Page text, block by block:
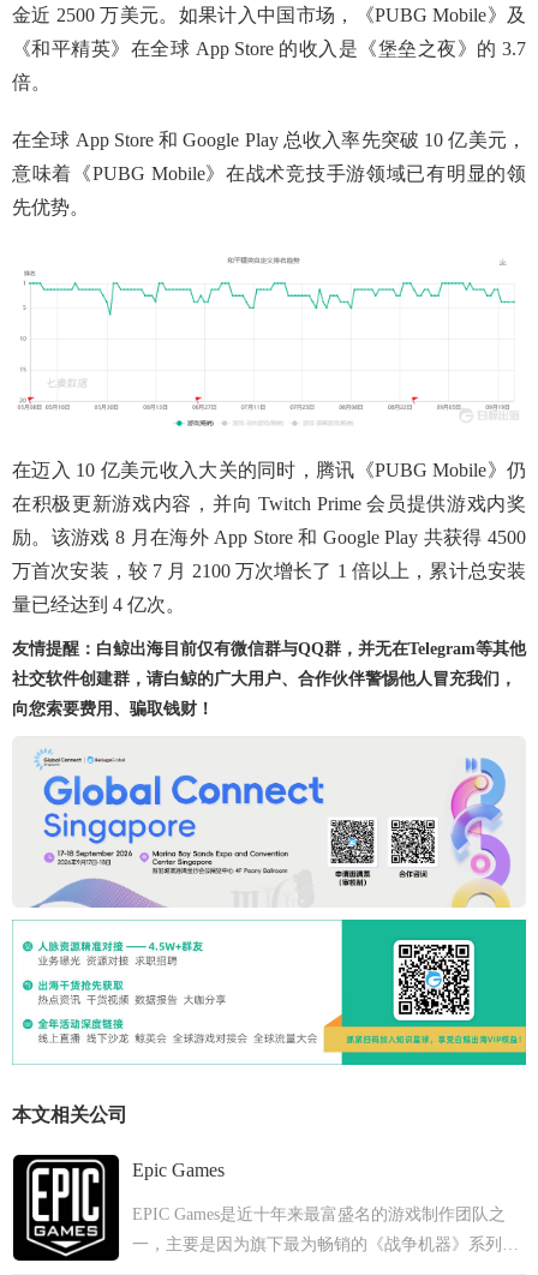
金近 2500 万美元。如果计入中国市场，《PUBG Mobile》及
《和平精英》在全球 App Store 的收入是《堡垒之夜》的 3.7
倍。
在全球 App Store 和 Google Play 总收入率先突破 10 亿美元，
意味着《PUBG Mobile》在战术竞技手游领域已有明显的领
先优势。
在迈入 10 亿美元收入大关的同时，腾讯《PUBG Mobile》仍
在积极更新游戏内容，并向 Twitch Prime 会员提供游戏内奖
励。该游戏 8 月在海外 App Store 和 Google Play 共获得 4500
万首次安装，较 7 月 2100 万次增长了 1 倍以上，累计总安装
量已经达到 4 亿次。
友情提醒：白鲸出海目前仅有微信群与QQ群，并无在Telegram等其他
社交软件创建群，请白鲸的广大用户、合作伙伴警惕他人冒充我们，
向您索要费用、骗取钱财！
本文相关公司
Epic Games
EPIC Games是近十年来最富盛名的游戏制作团队之
一，主要是因为旗下最为畅销的《战争机器》系列。